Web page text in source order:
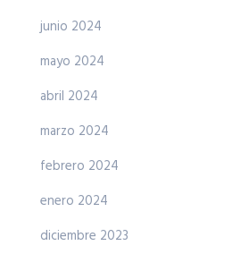
junio 2024
mayo 2024
abril 2024
marzo 2024
febrero 2024
enero 2024
diciembre 2023